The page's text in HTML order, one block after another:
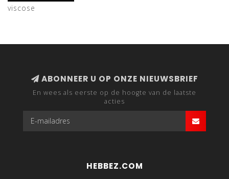
viscose
ABONNEER U OP ONZE NIEUWSBRIEF
En wees als eerste op de hoogte van de laatste
acties
HEBBEZ.COM